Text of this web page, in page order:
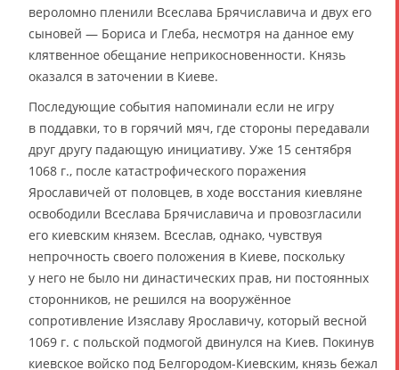
вероломно пленили Всеслава Брячиславича и двух его
сыновей — Бориса и Глеба, несмотря на данное ему
клятвенное обещание неприкосновенности. Князь
оказался в заточении в Киеве.
Последующие события напоминали если не игру
в поддавки, то в горячий мяч, где стороны передавали
друг другу падающую инициативу. Уже 15 сентября
1068 г., после катастрофического поражения
Ярославичей от половцев, в ходе восстания киевляне
освободили Всеслава Брячиславича и провозгласили
его киевским князем. Всеслав, однако, чувствуя
непрочность своего положения в Киеве, поскольку
у него не было ни династических прав, ни постоянных
сторонников, не решился на вооружённое
сопротивление Изяславу Ярославичу, который весной
1069 г. с польской подмогой двинулся на Киев. Покинув
киевское войско под Белгородом-Киевским, князь бежал